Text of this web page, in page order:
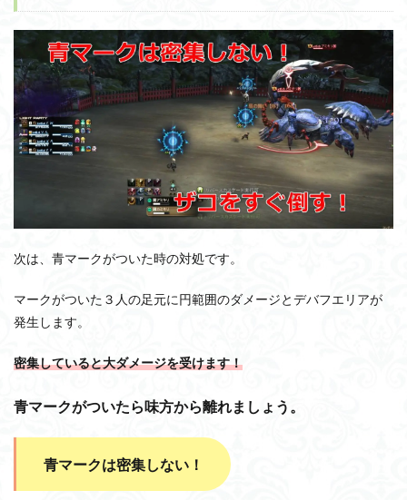
次は、青マークがついた時の対処です。
マークがついた３人の足元に円範囲のダメージとデバフエリアが
発生します。
密集していると大ダメージを受けます！
青マークがついたら味方から離れましょう。
青マークは密集しない！